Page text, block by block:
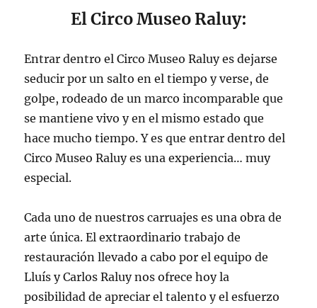
El Circo Museo Raluy:
Entrar dentro el Circo Museo Raluy es dejarse
seducir por un salto en el tiempo y verse, de
golpe, rodeado de un marco incomparable que
se mantiene vivo y en el mismo estado que
hace mucho tiempo. Y es que entrar dentro del
Circo Museo Raluy es una experiencia… muy
especial.
Cada uno de nuestros carruajes es una obra de
arte única. El extraordinario trabajo de
restauración llevado a cabo por el equipo de
Lluís y Carlos Raluy nos ofrece hoy la
posibilidad de apreciar el talento y el esfuerzo